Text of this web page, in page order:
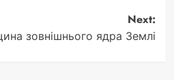
Next:
зовнішнього ядра Землі